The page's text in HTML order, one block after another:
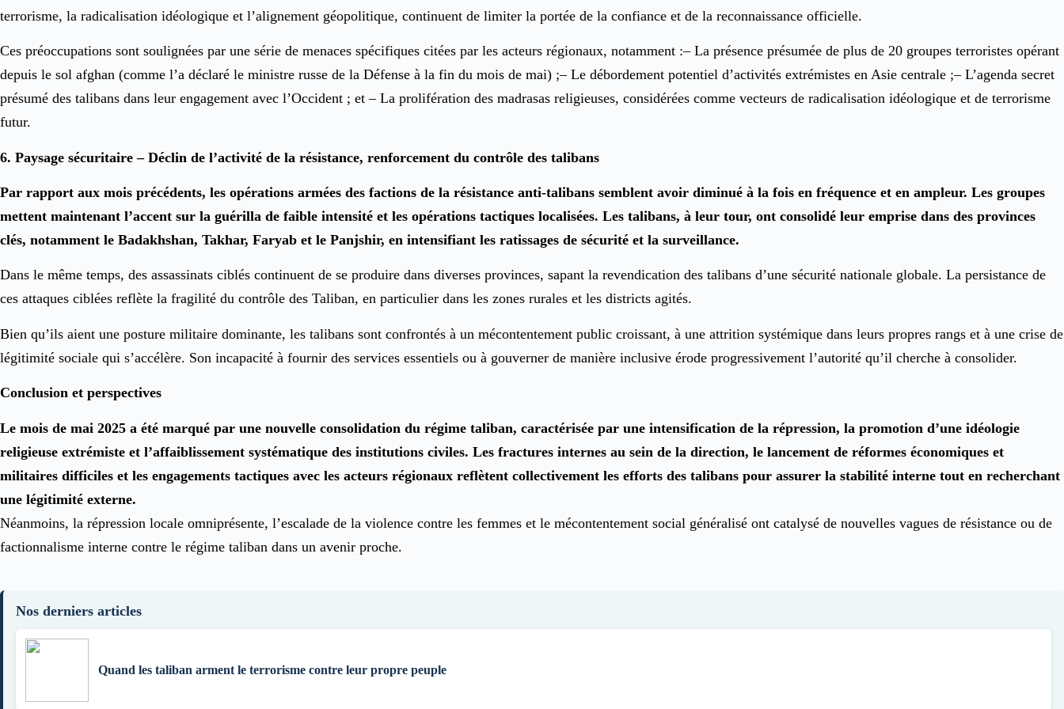
terrorisme, la radicalisation idéologique et l’alignement géopolitique, continuent de limiter la portée de la confiance et de la reconnaissance officielle.
Ces préoccupations sont soulignées par une série de menaces spécifiques citées par les acteurs régionaux, notamment :– La présence présumée de plus de 20 groupes terroristes opérant
depuis le sol afghan (comme l’a déclaré le ministre russe de la Défense à la fin du mois de mai) ;– Le débordement potentiel d’activités extrémistes en Asie centrale ;– L’agenda secret
présumé des talibans dans leur engagement avec l’Occident ; et – La prolifération des madrasas religieuses, considérées comme vecteurs de radicalisation idéologique et de terrorisme
futur.
6. Paysage sécuritaire – Déclin de l’activité de la résistance, renforcement du contrôle des talibans
Par rapport aux mois précédents, les opérations armées des factions de la résistance anti-talibans semblent avoir diminué à la fois en fréquence et en ampleur. Les groupes
mettent maintenant l’accent sur la guérilla de faible intensité et les opérations tactiques localisées. Les talibans, à leur tour, ont consolidé leur emprise dans des provinces
clés, notamment le Badakhshan, Takhar, Faryab et le Panjshir, en intensifiant les ratissages de sécurité et la surveillance.
Dans le même temps, des assassinats ciblés continuent de se produire dans diverses provinces, sapant la revendication des talibans d’une sécurité nationale globale. La persistance de
ces attaques ciblées reflète la fragilité du contrôle des Taliban, en particulier dans les zones rurales et les districts agités.
Bien qu’ils aient une posture militaire dominante, les talibans sont confrontés à un mécontentement public croissant, à une attrition systémique dans leurs propres rangs et à une crise de
légitimité sociale qui s’accélère. Son incapacité à fournir des services essentiels ou à gouverner de manière inclusive érode progressivement l’autorité qu’il cherche à consolider.
Conclusion et perspectives
Le mois de mai 2025 a été marqué par une nouvelle consolidation du régime taliban, caractérisée par une intensification de la répression, la promotion d’une idéologie
religieuse extrémiste et l’affaiblissement systématique des institutions civiles. Les fractures internes au sein de la direction, le lancement de réformes économiques et
militaires difficiles et les engagements tactiques avec les acteurs régionaux reflètent collectivement les efforts des talibans pour assurer la stabilité interne tout en recherchant
une légitimité externe.
Néanmoins, la répression locale omniprésente, l’escalade de la violence contre les femmes et le mécontentement social généralisé ont catalysé de nouvelles vagues de résistance ou de
factionnalisme interne contre le régime taliban dans un avenir proche.
Nos derniers articles
Quand les taliban arment le terrorisme contre leur propre peuple